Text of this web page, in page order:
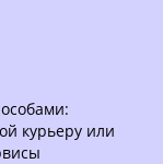
курьеру или